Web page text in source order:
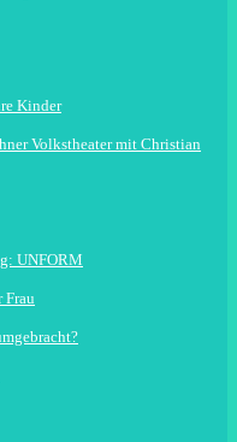
Kinder
Volkstheater mit Christian
UNFORM
Frau